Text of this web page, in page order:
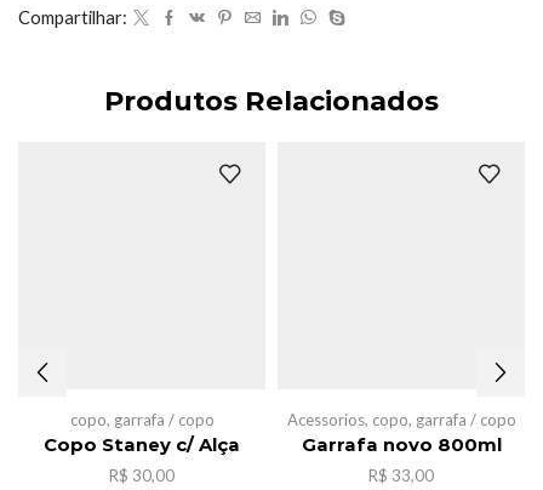
Compartilhar:
Produtos Relacionados
copo, garrafa / copo
Copo Staney c/ Alça
R$ 30,00
Acessorios, copo, garrafa / copo
Garrafa novo 800ml
R$ 33,00